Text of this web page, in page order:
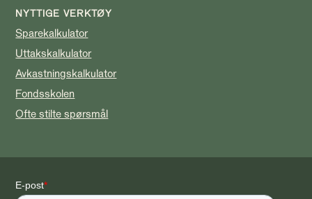
NYTTIGE VERKTØY
Sparekalkulator
Uttakskalkulator
Avkastningskalkulator
Fondsskolen
Ofte stilte spørsmål